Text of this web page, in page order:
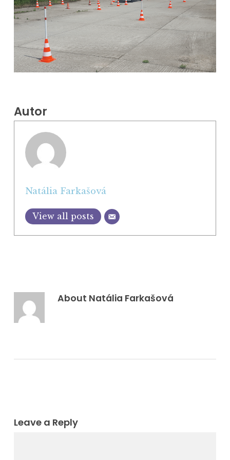
Autor
Natália Farkašová
View all posts
About Natália Farkašová
Leave a Reply